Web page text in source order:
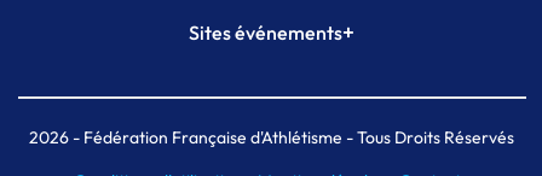
Plateforme Formation
Sites événements+
Meeting de Paris indoor
MAIF Ekiden de Paris
2026- Fédération Française d'Athlétisme - Tous Droits Réservés